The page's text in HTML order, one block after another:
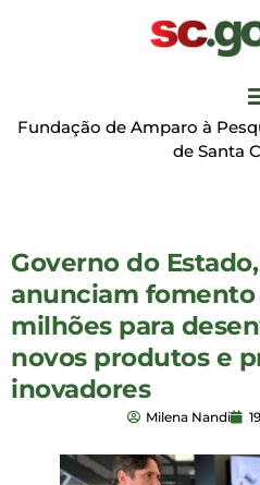
Fundação de Amparo à
de Santa
Governo do
anunciam fomento
milhões para
novos produtos e
inovadores
Milena Nandi